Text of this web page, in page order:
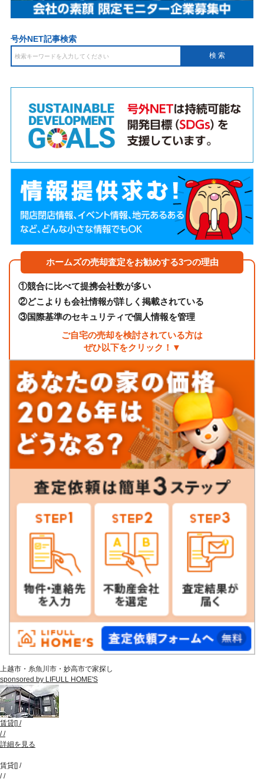
号外NET記事検索
ホームズの売却査定をお勧めする3つの理由
①競合に比べて提携会社数が多い
②どこよりも会社情報が詳しく掲載されている
③国際基準のセキュリティで個人情報を管理
ご自宅の売却を検討されている方は
ぜひ以下をクリック！▼
上越市・糸魚川市・妙高市で家探し
sponsored by LIFULL HOME'S
賃貸[] /
//
詳細を見る
賃貸[] /
//